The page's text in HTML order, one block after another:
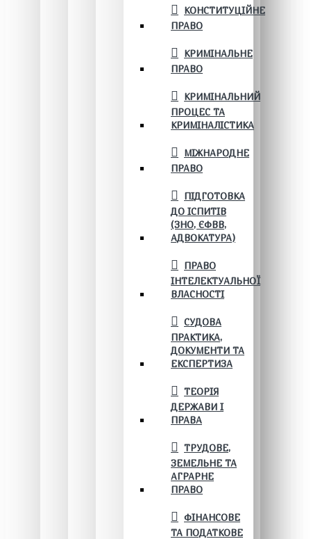
КОНСТИТУЦІЙНЕ
ПРАВО
КРИМІНАЛЬНЕ
ПРАВО
КРИМІНАЛЬНИЙ
ПРОЦЕС ТА
КРИМІНАЛІСТИКА
МІЖНАРОДНЕ
ПРАВО
ПІДГОТОВКА
ДО ІСПИТІВ
(ЗНО, ЄФВВ,
АДВОКАТУРА)
ПРАВО
ІНТЕЛЕКТУАЛЬНОЇ
ВЛАСНОСТІ
СУДОВА
ПРАКТИКА,
ДОКУМЕНТИ ТА
ЕКСПЕРТИЗА
ТЕОРІЯ
ДЕРЖАВИ І
ПРАВА
ТРУДОВЕ,
ЗЕМЕЛЬНЕ ТА
АГРАРНЕ
ПРАВО
ФІНАНСОВЕ
ТА ПОДАТКОВЕ